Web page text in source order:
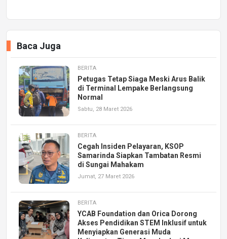
Baca Juga
BERITA
Petugas Tetap Siaga Meski Arus Balik
di Terminal Lempake Berlangsung
Normal
Sabtu, 28 Maret 2026
BERITA
Cegah Insiden Pelayaran, KSOP
Samarinda Siapkan Tambatan Resmi
di Sungai Mahakam
Jumat, 27 Maret 2026
BERITA
YCAB Foundation dan Orica Dorong
Akses Pendidikan STEM Inklusif untuk
Menyiapkan Generasi Muda